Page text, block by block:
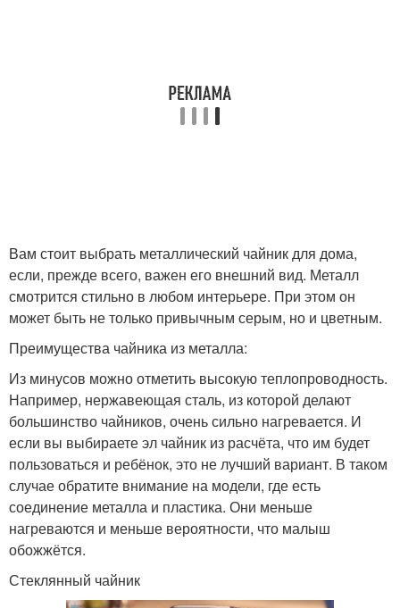
Вам стоит выбрать металлический чайник для дома,
если, прежде всего, важен его внешний вид. Металл
смотрится стильно в любом интерьере. При этом он
может быть не только привычным серым, но и цветным.
Преимущества чайника из металла:
Из минусов можно отметить высокую теплопроводность.
Например, нержавеющая сталь, из которой делают
большинство чайников, очень сильно нагревается. И
если вы выбираете эл чайник из расчёта, что им будет
пользоваться и ребёнок, это не лучший вариант. В таком
случае обратите внимание на модели, где есть
соединение металла и пластика. Они меньше
нагреваются и меньше вероятности, что малыш
обожжётся.
Стеклянный чайник